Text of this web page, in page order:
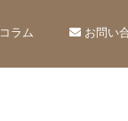
コラム お問い